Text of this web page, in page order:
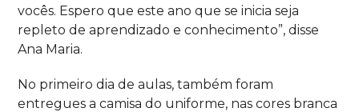
vocês. Espero que este ano que se inicia seja
repleto de aprendizado e conhecimento”, disse
Ana Maria.
No primeiro dia de aulas, também foram
entregues a camisa do uniforme, nas cores branca